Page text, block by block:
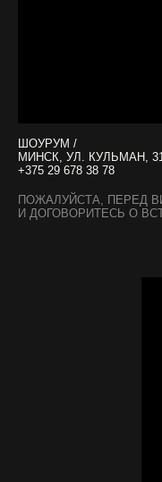
ШОУРУМ /
МИНСК, УЛ. КУЛЬМАН, 31
+375 29 678 38 78
ПОЖАЛУЙСТА, ПЕРЕД
И ДОГОВОРИТЕСЬ О